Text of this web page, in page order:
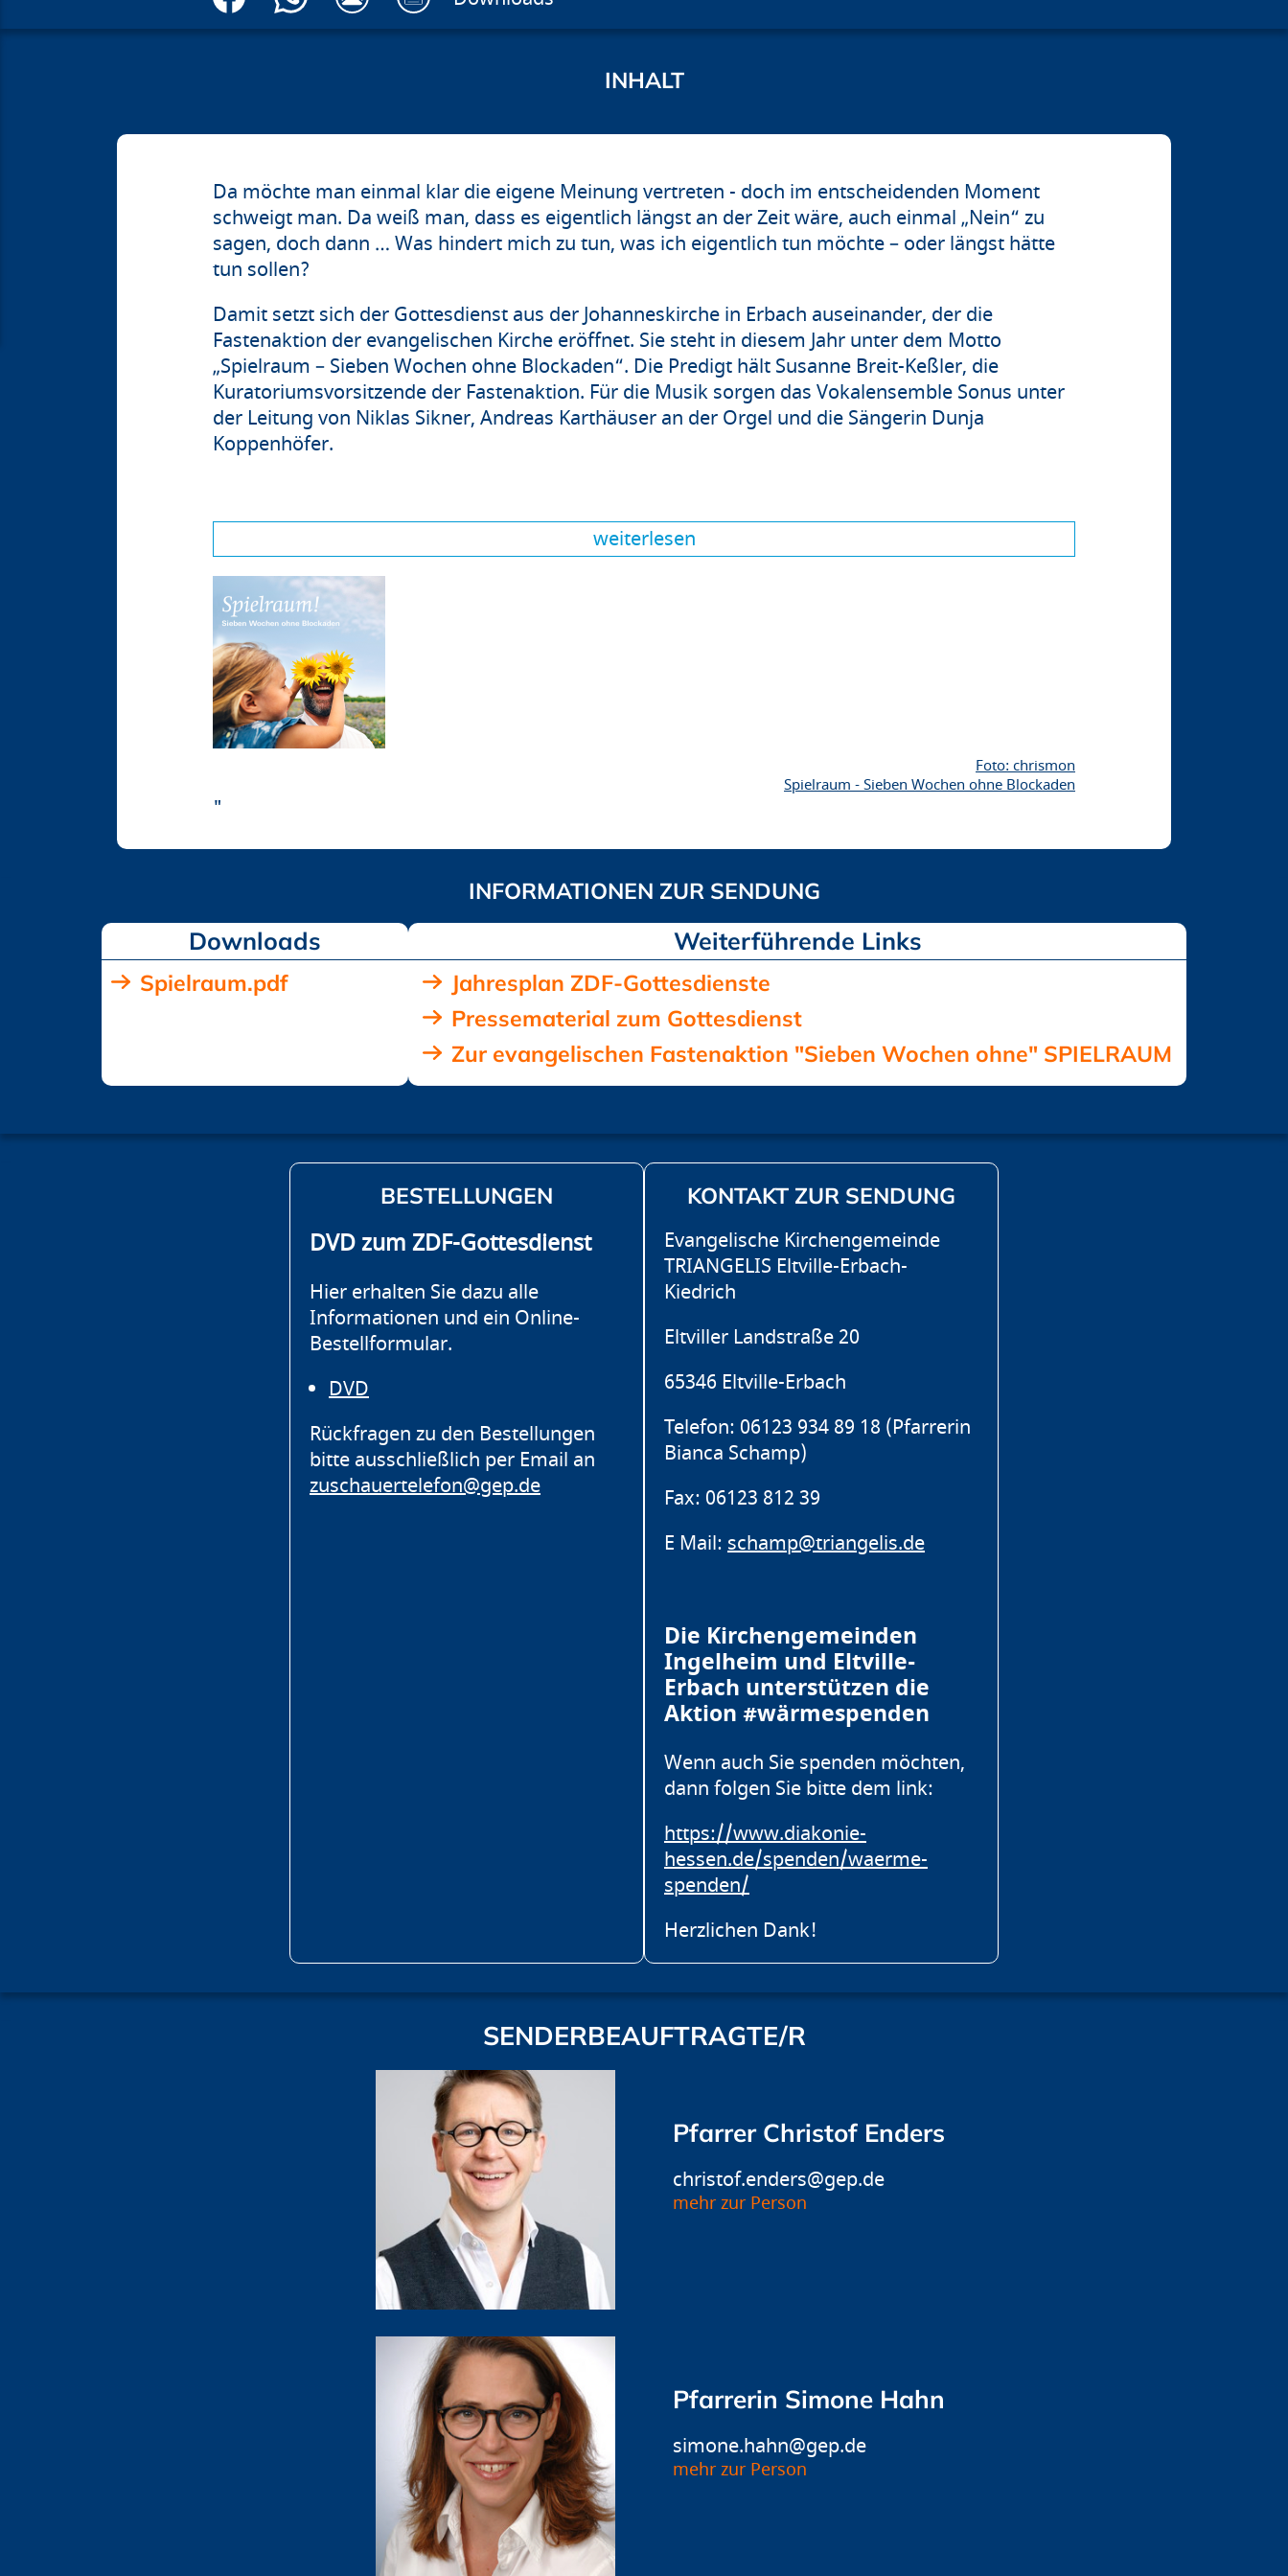
Da möchte man einmal klar die eigene Meinung vertreten - doch im entscheidenden Moment
schweigt man. Da weiß man, dass es eigentlich längst an der Zeit wäre, auch einmal „Nein“ zu
sagen, doch dann … Was hindert mich zu tun, was ich eigentlich tun möchte – oder längst hätte
tun sollen?
Damit setzt sich der Gottesdienst aus der Johanneskirche in Erbach auseinander, der die
Fastenaktion der evangelischen Kirche eröffnet. Sie steht in diesem Jahr unter dem Motto
„Spielraum – Sieben Wochen ohne Blockaden“. Die Predigt hält Susanne Breit-Keßler, die
Kuratoriumsvorsitzende der Fastenaktion. Für die Musik sorgen das Vokalensemble Sonus unter
der Leitung von Niklas Sikner, Andreas Karthäuser an der Orgel und die Sängerin Dunja
Koppenhöfer.
weiterlesen
chrismon
Spielraum - Sieben Wochen ohne Blockaden
"
Downloads
Spielraum.pdf
Jahresplan ZDF-Gottesdienste
Pressematerial zum Gottesdienst
Zur evangelischen Fastenaktion "Sieben Wochen ohne" SPIELRAUM
BESTELLUNGEN
DVD zum ZDF-Gottesdienst
Hier erhalten Sie dazu alle
Informationen und ein Online-
Bestellformular.
DVD
Rückfragen zu den Bestellungen
bitte ausschließlich per Email an
zuschauertelefon@gep.de
KONTAKT ZUR SENDUNG
Evangelische Kirchengemeinde
TRIANGELIS Eltville-Erbach-
Kiedrich
Eltviller Landstraße 20
65346 Eltville-Erbach
Telefon: 06123 934 89 18 (Pfarrerin
Bianca Schamp)
Fax: 06123 812 39
E Mail: schamp@triangelis.de
Die Kirchengemeinden
Ingelheim und Eltville-
Erbach unterstützen die
Aktion #wärmespenden
Wenn auch Sie spenden möchten,
dann folgen Sie bitte dem link:
https://www.diakonie-
hessen.de/spenden/waerme-
spenden/
Herzlichen Dank!
SENDERBEAUFTRAGTE/R
Pfarrer Christof Enders
christof.enders@gep.de
mehr zur Person
Pfarrerin Simone Hahn
simone.hahn@gep.de
mehr zur Person